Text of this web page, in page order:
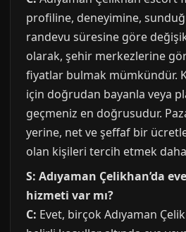
profiline, deneyimine,
randevu süresine göre
olarak, şehir merkezlerine
fiyatlar bulmak mümkündür.
için doğrudan bayanla veya
geçmeniz en doğrusudur.
yerine, net ve şeffaf bir
olan kişileri tercih etmek
S: Adıyaman Çelikhan’da
hizmeti var mı?
C: Evet, birçok Adıyaman